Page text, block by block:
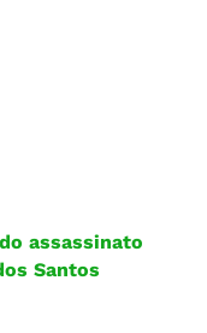
assassinato
Santos